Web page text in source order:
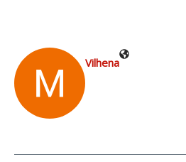
Vilhena